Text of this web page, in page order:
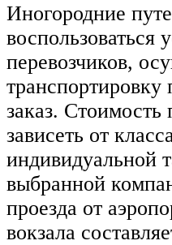
Иногородние
воспользоваться
перевозчиков,
транспортировку
заказ. Стоимость
зависеть от
индивидуальной
выбранной
проезда от
вокзала